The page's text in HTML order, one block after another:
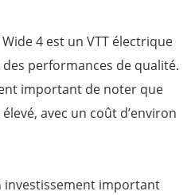
4 est un VTT électrique
performances de qualité.
important de noter que
avec un coût d’environ
investissement important